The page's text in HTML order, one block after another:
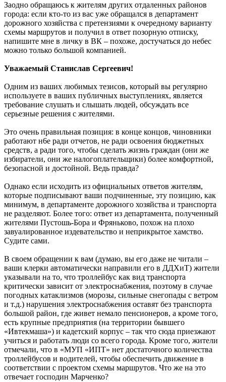
Заодно обращаюсь к жителям других отдаленных районов
города: если кто-то из вас уже обращался в департамент
дорожного хозяйства с претензиями к очередному варианту
схемы маршрутов и получил в ответ позорную отписку,
напишите мне в личку в ВК – похоже, достучаться до небес
можно только большой компанией.
Уважаемый Станислав Сергеевич!
Одним из ваших любимых тезисов, который вы регулярно
используете в ваших публичных выступлениях, является
требование слушать и слышать людей, обсуждать все
серьезные решения с жителями.
Это очень правильная позиция: в конце концов, чиновники
работают н6е ради отчетов, не ради освоения бюджетных
средств, а ради того, чтобы сделать жизнь граждан (они же
избиратели, они же налогоплательщики) более комфортной,
безопасной и достойной. Ведь правда?
Однако если исходить из официальных ответов жителям,
которые подписывают ваши подчиненные, эту позицию, как
минимум, в департаменте дорожного хозяйства и транспорта
не разделяют. Более того: ответ из департамента, полученный
жителями Пустошь-Бора и Фряньково, похож на плохо
завуалированное издевательство и неприкрытое хамство.
Судите сами.
В своем обращении к вам (думаю, вы его даже не читали –
ваши клерки автоматически направили его в ДДХиТ) жители
указывали на то, что троллейбус как вид транспорта
критически зависит от электроснабжения, поэтому в случае
погодных катаклизмов (морозы, сильные снегопады с ветром
и т.д.) нарушения электроснабжения оставят без транспорта
большой район, где живет немало пенсионеров, а кроме того,
есть крупные предприятия (на территории бывшего
«Ивтекмаша») и кадетский корпус – так что сюда приезжают
учиться и работать люди со всего города. Кроме того, жители
отмечали, что в «МУП «ИПТ» нет достаточного количества
троллейбусов и водителей, чтобы обеспечить движение в
соответствии с проектом схемы маршрутов. Что же на это
отвечает господин Марченко?